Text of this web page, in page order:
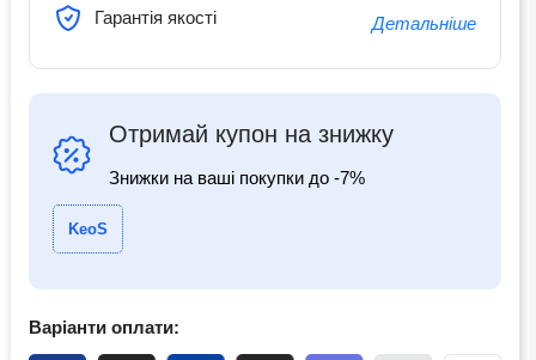
Гарантія якості Детальніше
Отримай купон на знижку
Знижки на ваші покупки до -7%
KeoS
Варіанти оплати: